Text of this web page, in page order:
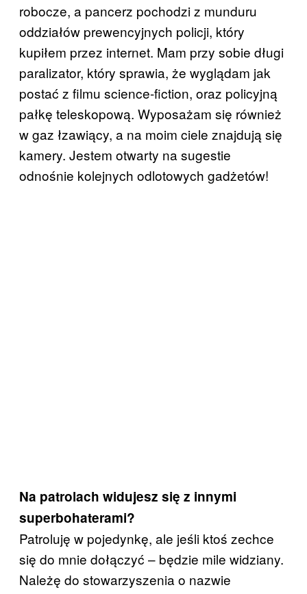
robocze, a pancerz pochodzi z munduru
oddziałów prewencyjnych policji, który
kupiłem przez internet. Mam przy sobie długi
paralizator, który sprawia, że wyglądam jak
postać z filmu science-fiction, oraz policyjną
pałkę teleskopową. Wyposażam się również
w gaz łzawiący, a na moim ciele znajdują się
kamery. Jestem otwarty na sugestie
odnośnie kolejnych odlotowych gadżetów!
Na patrolach widujesz się z innymi
superbohaterami?
Patroluję w pojedynkę, ale jeśli ktoś zechce
się do mnie dołączyć – będzie mile widziany.
Należę do stowarzyszenia o nazwie